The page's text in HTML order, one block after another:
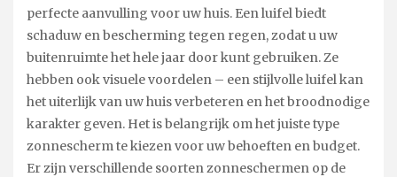
perfecte aanvulling voor uw huis. Een luifel biedt
schaduw en bescherming tegen regen, zodat u uw
buitenruimte het hele jaar door kunt gebruiken. Ze
hebben ook visuele voordelen – een stijlvolle luifel kan
het uiterlijk van uw huis verbeteren en het broodnodige
karakter geven. Het is belangrijk om het juiste type
zonnescherm te kiezen voor uw behoeften en budget.
Er zijn verschillende soorten zonneschermen op de